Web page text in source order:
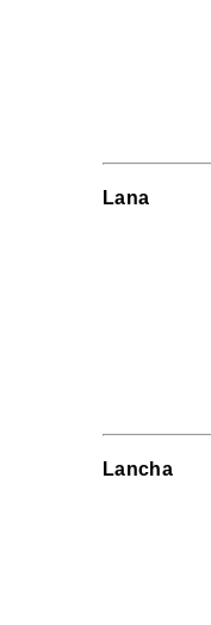
Lana
Lancha